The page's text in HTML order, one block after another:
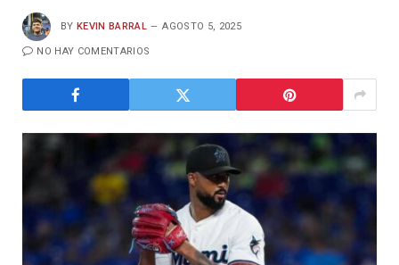
BY KEVIN BARRAL AGOSTO 5, 2025
NO HAY COMENTARIOS